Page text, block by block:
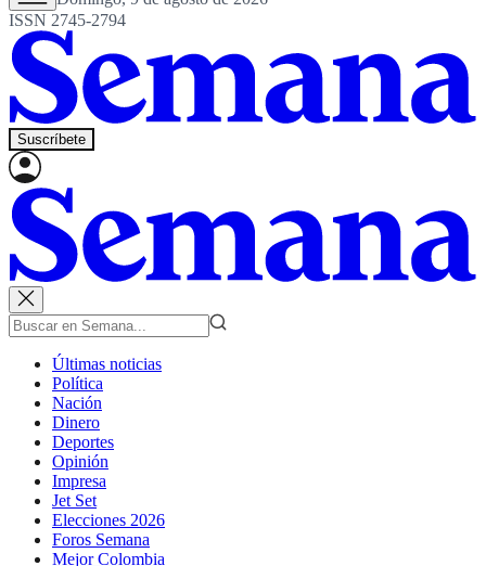
ISSN 2745-2794
Suscríbete
Últimas noticias
Política
Nación
Dinero
Deportes
Opinión
Impresa
Jet Set
Elecciones 2026
Foros Semana
Mejor Colombia